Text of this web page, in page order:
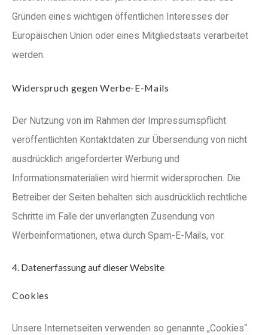
Gründen eines wichtigen öffentlichen Interesses der
Europäischen Union oder eines Mitgliedstaats verarbeitet
werden.
Widerspruch gegen Werbe-E-Mails
Der Nutzung von im Rahmen der Impressumspflicht
veröffentlichten Kontaktdaten zur Übersendung von nicht
ausdrücklich angeforderter Werbung und
Informationsmaterialien wird hiermit widersprochen. Die
Betreiber der Seiten behalten sich ausdrücklich rechtliche
Schritte im Falle der unverlangten Zusendung von
Werbeinformationen, etwa durch Spam-E-Mails, vor.
4. Datenerfassung auf dieser Website
Cookies
Unsere Internetseiten verwenden so genannte „Cookies“.